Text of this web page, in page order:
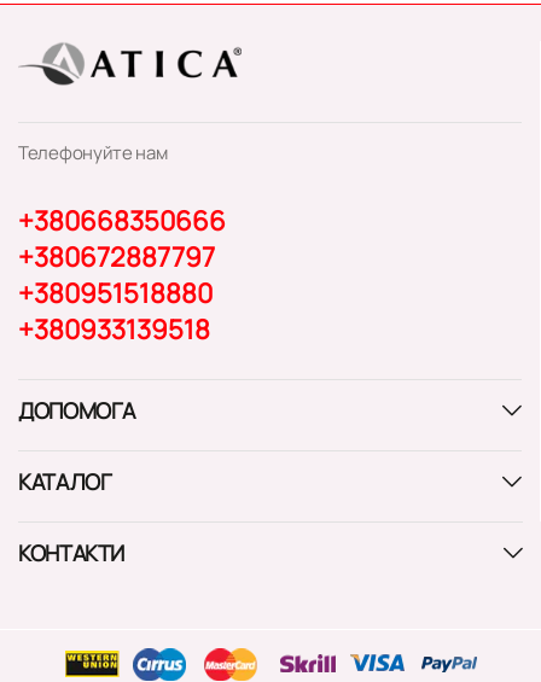
Телефонуйте нам
+380668350666
+380672887797
+380951518880
+380933139518
ДОПОМОГА
КАТАЛОГ
КОНТАКТИ